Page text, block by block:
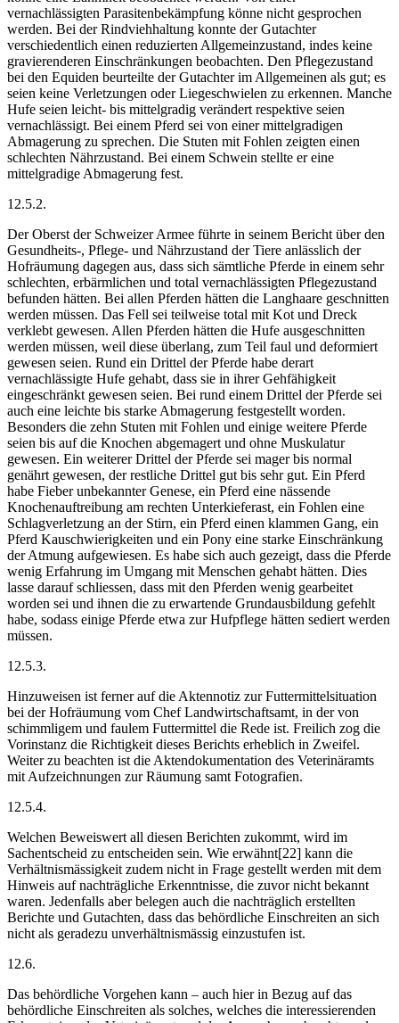
vernachlässigten Parasitenbekämpfung könne nicht gesprochen
werden. Bei der Rindviehhaltung konnte der Gutachter
verschiedentlich einen reduzierten Allgemeinzustand, indes keine
gravierenderen Einschränkungen beobachten. Den Pflegezustand
bei den Equiden beurteilte der Gutachter im Allgemeinen als gut; es
seien keine Verletzungen oder Liegeschwielen zu erkennen. Manche
Hufe seien leicht- bis mittelgradig verändert respektive seien
vernachlässigt. Bei einem Pferd sei von einer mittelgradigen
Abmagerung zu sprechen. Die Stuten mit Fohlen zeigten einen
schlechten Nährzustand. Bei einem Schwein stellte er eine
mittelgradige Abmagerung fest.
12.5.2.
Der Oberst der Schweizer Armee führte in seinem Bericht über den
Gesundheits-, Pflege- und Nährzustand der Tiere anlässlich der
Hofräumung dagegen aus, dass sich sämtliche Pferde in einem sehr
schlechten, erbärmlichen und total vernachlässigten Pflegezustand
befunden hätten. Bei allen Pferden hätten die Langhaare geschnitten
werden müssen. Das Fell sei teilweise total mit Kot und Dreck
verklebt gewesen. Allen Pferden hätten die Hufe ausgeschnitten
werden müssen, weil diese überlang, zum Teil faul und deformiert
gewesen seien. Rund ein Drittel der Pferde habe derart
vernachlässigte Hufe gehabt, dass sie in ihrer Gehfähigkeit
eingeschränkt gewesen seien. Bei rund einem Drittel der Pferde sei
auch eine leichte bis starke Abmagerung festgestellt worden.
Besonders die zehn Stuten mit Fohlen und einige weitere Pferde
seien bis auf die Knochen abgemagert und ohne Muskulatur
gewesen. Ein weiterer Drittel der Pferde sei mager bis normal
genährt gewesen, der restliche Drittel gut bis sehr gut. Ein Pferd
habe Fieber unbekannter Genese, ein Pferd eine nässende
Knochenauftreibung am rechten Unterkieferast, ein Fohlen eine
Schlagverletzung an der Stirn, ein Pferd einen klammen Gang, ein
Pferd Kauschwierigkeiten und ein Pony eine starke Einschränkung
der Atmung aufgewiesen. Es habe sich auch gezeigt, dass die Pferde
wenig Erfahrung im Umgang mit Menschen gehabt hätten. Dies
lasse darauf schliessen, dass mit den Pferden wenig gearbeitet
worden sei und ihnen die zu erwartende Grundausbildung gefehlt
habe, sodass einige Pferde etwa zur Hufpflege hätten sediert werden
müssen.
12.5.3.
Hinzuweisen ist ferner auf die Aktennotiz zur Futtermittelsituation
bei der Hofräumung vom Chef Landwirtschaftsamt, in der von
schimmligem und faulem Futtermittel die Rede ist. Freilich zog die
Vorinstanz die Richtigkeit dieses Berichts erheblich in Zweifel.
Weiter zu beachten ist die Aktendokumentation des Veterinäramts
mit Aufzeichnungen zur Räumung samt Fotografien.
12.5.4.
Welchen Beweiswert all diesen Berichten zukommt, wird im
Sachentscheid zu entscheiden sein. Wie erwähnt[22] kann die
Verhältnismässigkeit zudem nicht in Frage gestellt werden mit dem
Hinweis auf nachträgliche Erkenntnisse, die zuvor nicht bekannt
waren. Jedenfalls aber belegen auch die nachträglich erstellten
Berichte und Gutachten, dass das behördliche Einschreiten an sich
nicht als geradezu unverhältnismässig einzustufen ist.
12.6.
Das behördliche Vorgehen kann – auch hier in Bezug auf das
behördliche Einschreiten als solches, welches die interessierenden